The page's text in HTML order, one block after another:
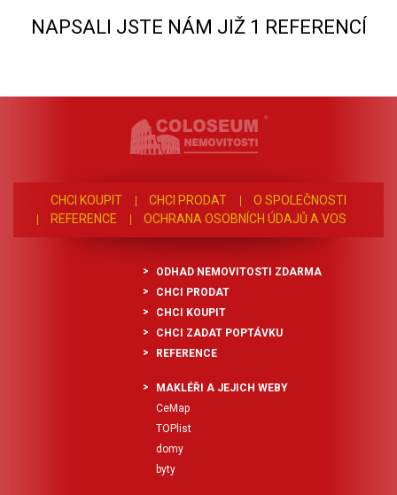
NAPSALI JSTE NÁM JIŽ 1 REFERENCÍ
CHCI KOUPIT CHCI PRODAT
O SPOLEČNOSTI
REFERENCE
OCHRANA OSOBNÍCH ÚDAJŮ A VOS
ODHAD NEMOVITOSTI ZDARMA
CHCI PRODAT
CHCI KOUPIT
CHCI ZADAT POPTÁVKU
REFERENCE
MAKLÉŘI A JEJICH WEBY
CeMap
TOPlist
domy
byty